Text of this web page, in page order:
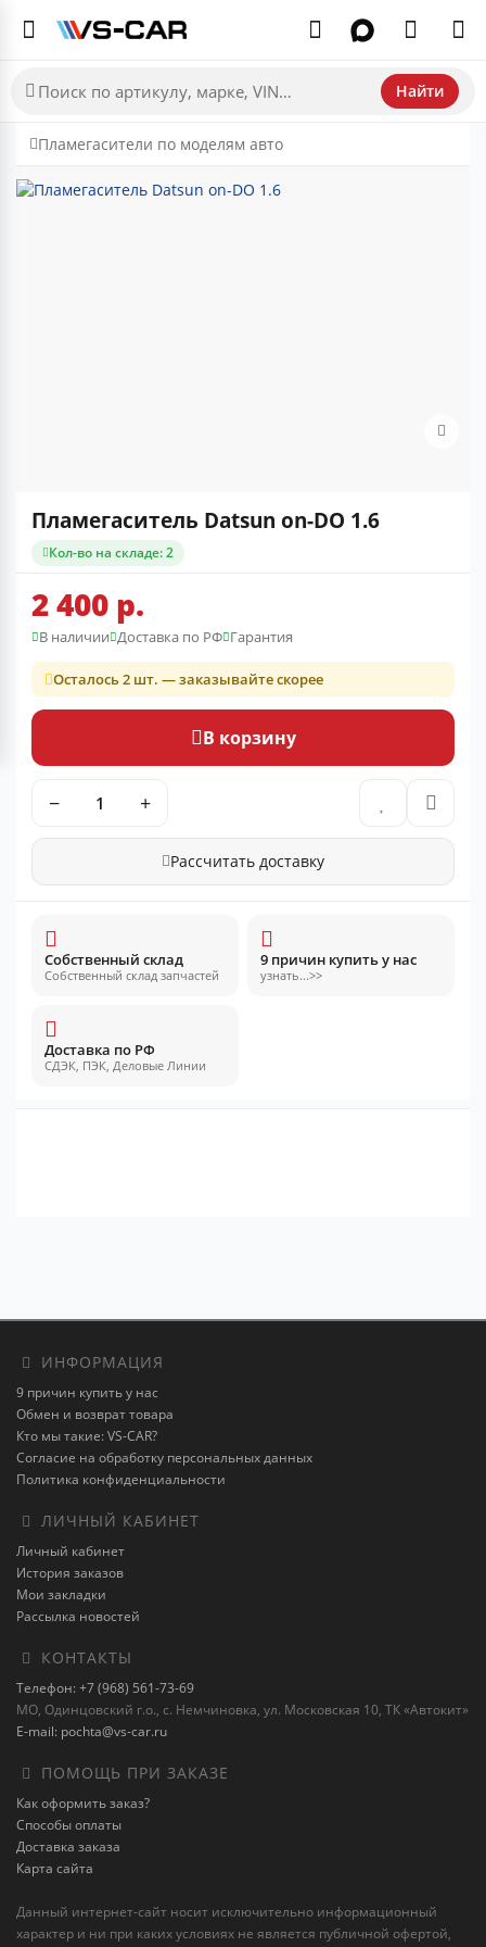
Найти
Пламегасители по моделям авто
Пламегаситель Datsun on-DO 1.6
Кол-во на складе: 2
2 400 р.
В наличии Доставка по РФ Гарантия
Осталось 2 шт. — заказывайте скорее
В корзину
− +
Рассчитать доставку
Собственный склад
Собственный склад запчастей
9 причин купить у нас
узнать...>>
Доставка по РФ
СДЭК, ПЭК, Деловые Линии
ИНФОРМАЦИЯ
9 причин купить у нас
Обмен и возврат товара
Кто мы такие: VS-CAR?
Согласие на обработку персональных данных
Политика конфиденциальности
ЛИЧНЫЙ КАБИНЕТ
Личный кабинет
История заказов
Мои закладки
Рассылка новостей
КОНТАКТЫ
Телефон: +7 (968) 561-73-69
МО, Одинцовский г.о., с. Немчиновка, ул. Московская 10, ТК «Автокит»
E-mail: pochta@vs-car.ru
ПОМОЩЬ ПРИ ЗАКАЗЕ
Как оформить заказ?
Способы оплаты
Доставка заказа
Карта сайта
Данный интернет-сайт носит исключительно информационный
характер и ни при каких условиях не является публичной офертой,